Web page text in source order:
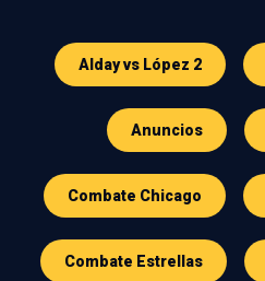
Alday vs López 2
Anuncios
Combate Chicago
Combate Estrellas